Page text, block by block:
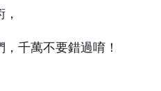
，
千萬不要錯過唷！